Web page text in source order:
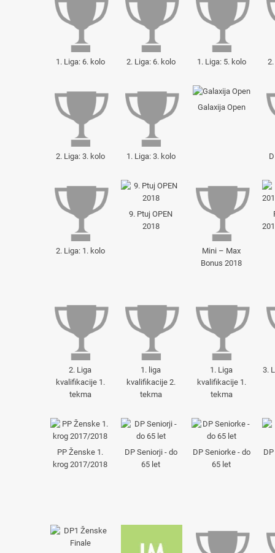
1. Liga: 6. kolo 2. Liga: 6. kolo 1. Liga: 5. kolo
2. Liga: 3. kolo 1. Liga: 3. kolo
Galaxija Open
2. Liga: 1. kolo
9. Ptuj OPEN
2018
Mini – Max
Bonus 2018
2. Liga
kvalifikacije 1.
tekma
1. liga
kvalifikacije 2.
tekma
1. Liga
kvalifikacije 1.
tekma
3.
PP Ženske 1.
krog 2017/2018
DP Seniorji - do
65 let
DP Seniorke - do
65 let